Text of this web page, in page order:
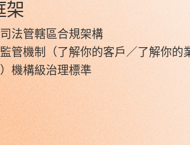
架
法管轄區合規架構
管機制（了解你的客戶／了解你的
機構級治理標準